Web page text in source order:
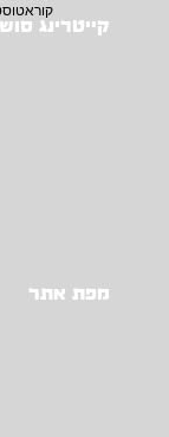
קייטרינג
מפת אתר